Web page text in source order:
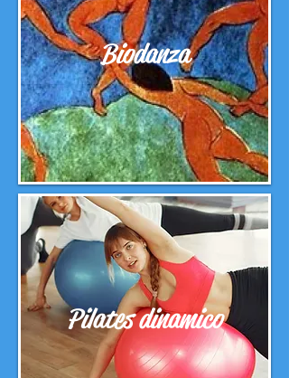
Biodanza
Pilates dinamico